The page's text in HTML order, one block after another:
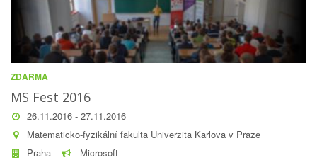
ZDARMA
MS Fest 2016
26.11.2016 - 27.11.2016
Matematicko-fyzikální fakulta Univerzita Karlova v Praze
Praha
Microsoft